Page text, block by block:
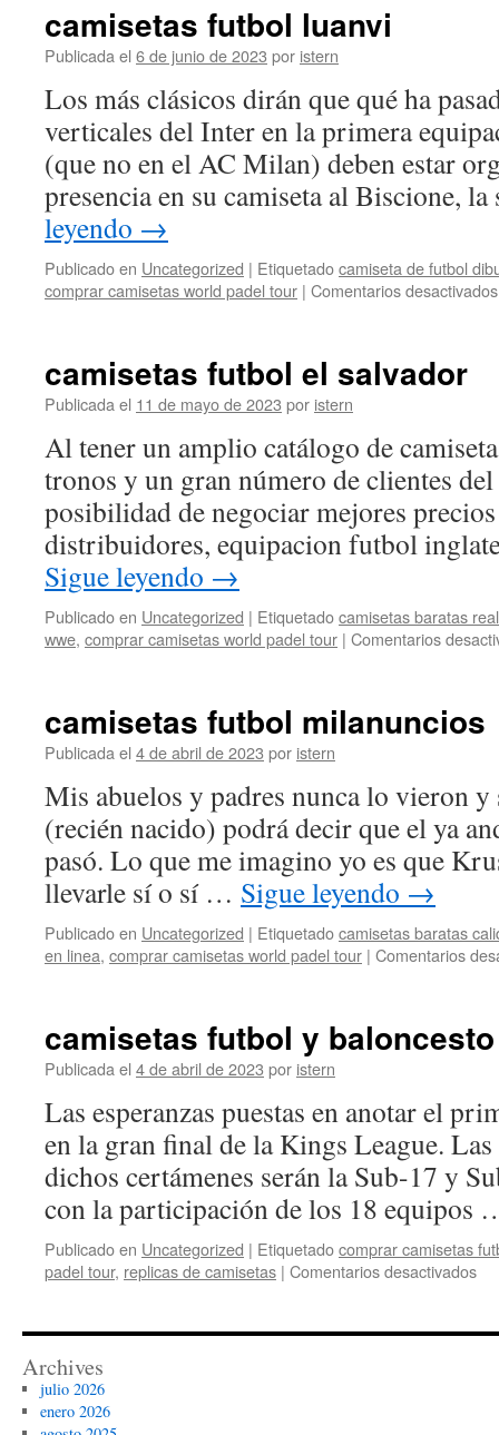
camisetas futbol luanvi
Publicada el 6 de junio de 2023 por istern
Los más clásicos dirán que qué ha
verticales del Inter en la primera
(que no en el AC Milan) deben estar
presencia en su camiseta al Biscione,
leyendo →
Publicado en Uncategorized | Etiquetadocamiseta de futbol
comprar camisetas world padel tour | Comentarios desactivados
camisetas futbol el salvador
Publicada el 11 de mayo de 2023 por istern
Al tener un amplio catálogo de
tronos y un gran número de clientes
posibilidad de negociar mejores
distribuidores, equipacion futbol
Sigue leyendo →
Publicado en Uncategorized | Etiquetadocamisetas baratas
wwe, comprar camisetas world padel tour | Comentarios
camisetas futbol milanuncios
Publicada el 4 de abril de 2023 por istern
Mis abuelos y padres nunca lo vieron
(recién nacido) podrá decir que el ya
pasó. Lo que me imagino yo es que
llevarle sí o sí … Sigue leyendo →
Publicado en Uncategorized | Etiquetadocamisetas baratas
en linea, comprar camisetas world padel tour | Comentarios
camisetas futbol y baloncesto
Publicada el 4 de abril de 2023 por istern
Las esperanzas puestas en anotar el
en la gran final de la Kings League.
dichos certámenes serán la Sub-17 y
con la participación de los 18
Publicado en Uncategorized | Etiquetadocomprar camisetas
padel tour, replicas de camisetas | Comentarios desactivadosen
y
Archives
julio 2026
enero 2026